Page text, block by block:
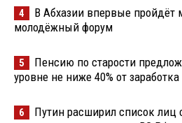
4
В Абхазии впервые пройдёт
молодёжный форум
5
Пенсию по старости
уровне не ниже 40% от заработка
6
Путин расширил список лиц